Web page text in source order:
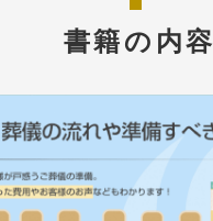
書籍の内容